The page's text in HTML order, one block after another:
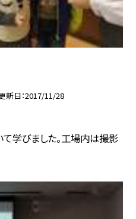
新日 2017/11/28
学びました。工場内は撮影